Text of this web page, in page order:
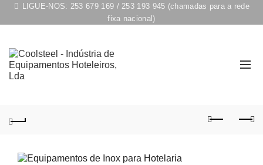
LIGUE-NOS: 253 679 169 /253 193 945 (chamadas para a rede
fixa nacional)